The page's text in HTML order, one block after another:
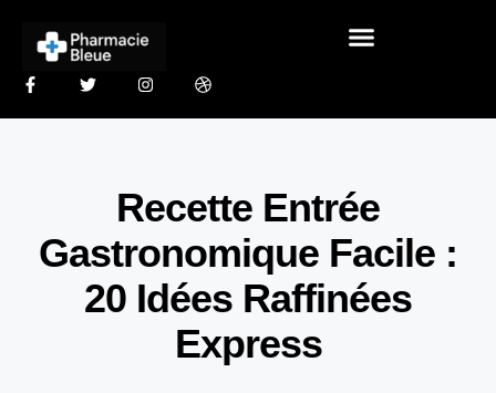
Recette Entrée
Gastronomique Facile :
20 Idées Raffinées
Express